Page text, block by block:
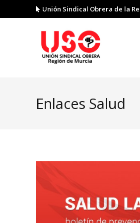
Unión Sindical Obrera de la
Enlaces Salud